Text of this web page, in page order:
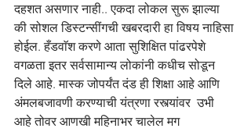
दहशत असणार नाही.. एकदा लोकल सुरू झाल्या
की सोशल डिस्टन्सींगची खबरदारी हा विषय नाहिसा
होईल. हँडवाॅश करणे आता सुशिक्षित पांढरपेशे
वगळता इतर सर्वसामान्य लोकांनी कधीच सोडून
दिले आहे. मास्क जोपर्यंत दंड ही शिक्षा आहे आणि
अंमलबजावणी करण्याची यंत्रणा रस्त्यांवर  उभी
आहे तोवर आणखी महिनाभर चालेल मग